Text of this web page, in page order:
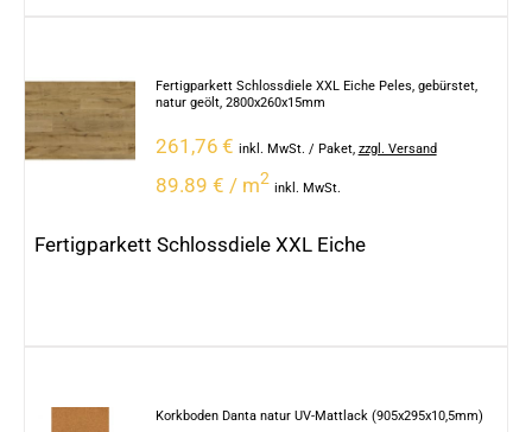
Fertigparkett Schlossdiele XXL Eiche Peles, gebürstet,
natur geölt, 2800x260x15mm
261,76 € inkl. MwSt. / Paket, zzgl. Versand
89.89 € / m2
inkl. MwSt.
Fertigparkett Schlossdiele XXL Eiche
Korkboden Danta natur UV-Mattlack (905x295x10,5mm)